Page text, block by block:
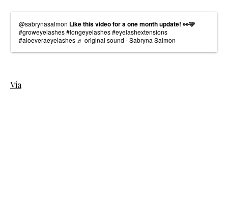
@sabrynasalmon Like this video for a one month update! 👀🩷
#groweyelashes#longeyelashes#eyelashextensions
#aloeveraeyelashes ♬ original sound - Sabryna Salmon
Via